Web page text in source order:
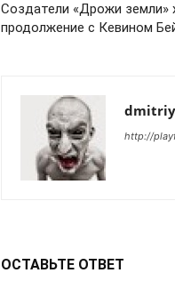
Создатели «Дрожи земли»
продолжение с Кевином
http://
ОСТАВЬТЕ ОТВЕТ